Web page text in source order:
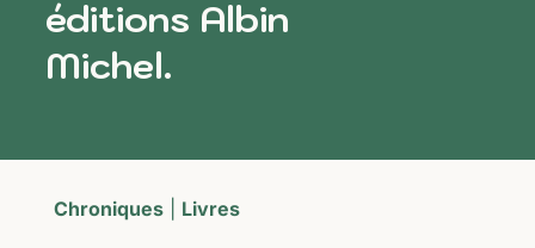
éditions Albin
Michel.
Chroniques| Livres